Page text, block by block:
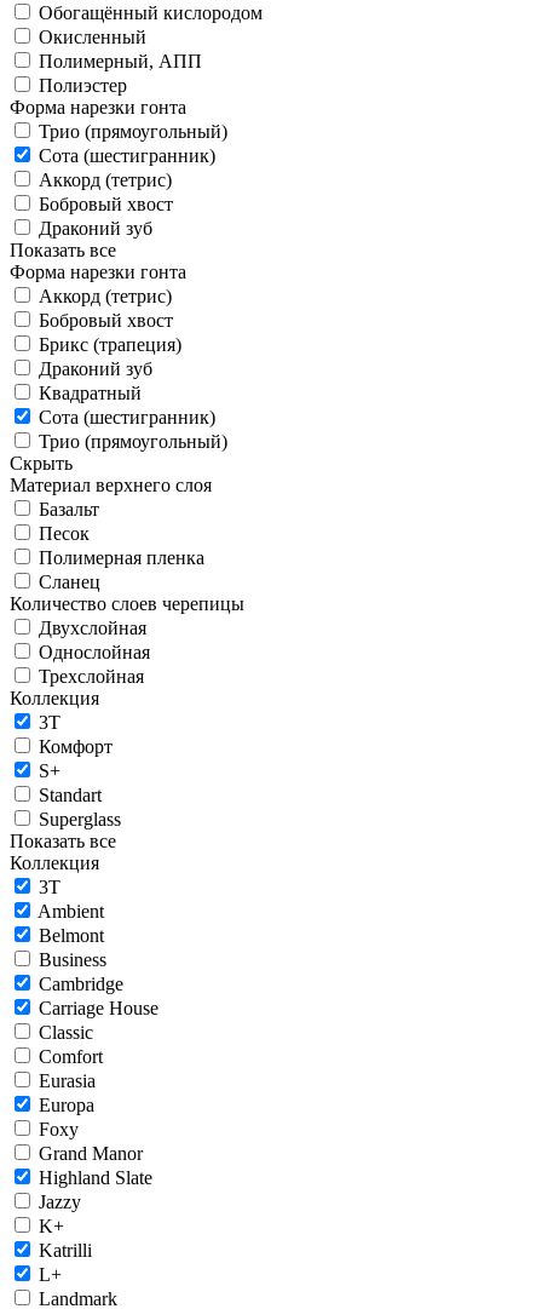
Обогащённый кислородом
Окисленный
Полимерный, АПП
Полиэстер
Форма нарезки гонта
Трио (прямоугольный)
Сота (шестигранник)
Аккорд (тетрис)
Бобровый хвост
Драконий зуб
Показать все
Форма нарезки гонта
Аккорд (тетрис)
Бобровый хвост
Брикс (трапеция)
Драконий зуб
Квадратный
Сота (шестигранник)
Трио (прямоугольный)
Скрыть
Материал верхнего слоя
Базальт
Песок
Полимерная пленка
Сланец
Количество слоев черепицы
Двухслойная
Однослойная
Трехслойная
Коллекция
3T
Комфорт
S+
Standart
Superglass
Показать все
Коллекция
3T
Ambient
Belmont
Business
Cambridge
Carriage House
Classic
Comfort
Eurasia
Europa
Foxy
Grand Manor
Highland Slate
Jazzy
K+
Katrilli
L+
Landmark